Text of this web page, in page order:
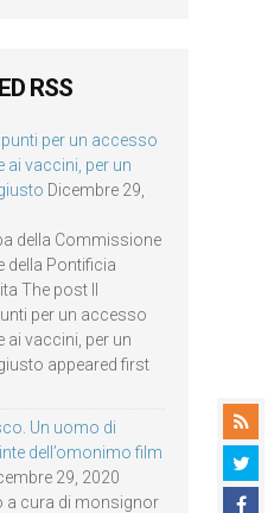
RSS
punti per un accesso
ai vaccini, per un
Dicembre 29,
della Commissione
della Pontificia
The post Il
per un accesso
ai vaccini, per un
appeared first
Un uomo di
dell’omonimo film
29, 2020
cura di monsignor